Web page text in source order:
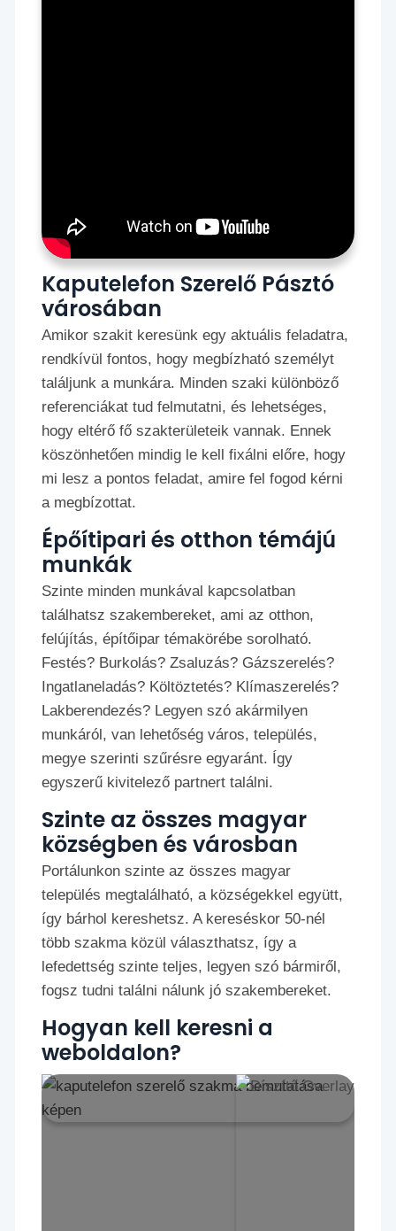
Kaputelefon Szerelő Pásztó
városában
Amikor szakit keresünk egy aktuális feladatra,
rendkívül fontos, hogy megbízható személyt
találjunk a munkára. Minden szaki különböző
referenciákat tud felmutatni, és lehetséges,
hogy eltérő fő szakterületeik vannak. Ennek
köszönhetően mindig le kell fixálni előre, hogy
mi lesz a pontos feladat, amire fel fogod kérni
a megbízottat.
Épőítipari és otthon témájú
munkák
Szinte minden munkával kapcsolatban
találhatsz szakembereket, ami az otthon,
felújítás, építőipar témakörébe sorolható.
Festés? Burkolás? Zsaluzás? Gázszerelés?
Ingatlaneladás? Költöztetés? Klímaszerelés?
Lakberendezés? Legyen szó akármilyen
munkáról, van lehetőség város, település,
megye szerinti szűrésre egyaránt. Így
egyszerű kivitelező partnert találni.
Szinte az összes magyar
községben és városban
Portálunkon szinte az összes magyar
település megtalálható, a községekkel együtt,
így bárhol kereshetsz. A kereséskor 50-nél
több szakma közül választhatsz, így a
lefedettség szinte teljes, legyen szó bármiről,
fogsz tudni találni nálunk jó szakembereket.
Hogyan kell keresni a
weboldalon?